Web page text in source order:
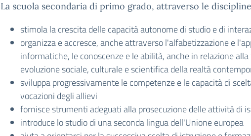
La scuola secondaria di primo grado, attraverso le
stimola la crescita delle capacità autonome di studio e di
organizza e accresce, anche attraverso l'alfabetizzazione e
informatiche, le conoscenze e le abilità, anche in relazione
evoluzione sociale, culturale e scientifica della realtà
sviluppa progressivamente le competenze e le capacità di
vocazioni degli allievi
fornisce strumenti adeguati alla prosecuzione delle attività di
introduce lo studio di una seconda lingua dell'Unione europea